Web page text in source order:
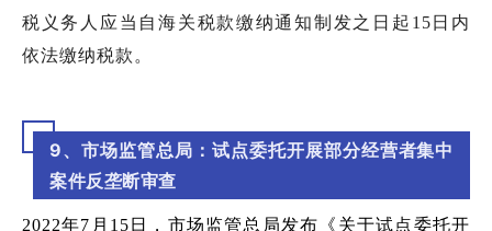
税义务人应当自海关税款缴纳通知制发之日起 15 日内
依法缴纳税款。
9、市场监管总局：试点委托开展部分经营者集中
案件反垄断审查
2022年7月15日，市场监管总局发布《关于试点委托开